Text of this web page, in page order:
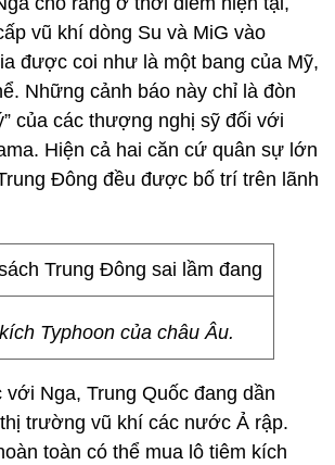
vũ khí dòng Su và MiG vào
được coi như là một bang của Mỹ,
Những cảnh báo này chỉ là đòn
của các thượng nghị sỹ đối với
Hiện cả hai căn cứ quân sự lớn
Đông đều được bố trí trên lãnh
Typhoon của châu Âu.
với Nga, Trung Quốc đang dần
trường vũ khí các nước Ả rập.
toàn có thể mua lô tiêm kích